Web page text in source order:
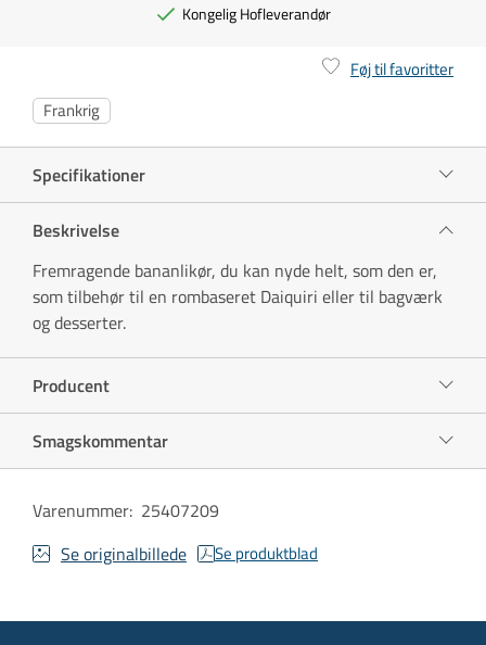
Kongelig Hofleverandør
Føj til favoritter
Frankrig
Specifikationer
Beskrivelse
Fremragende bananlikør, du kan nyde helt, som den er,
som tilbehør til en rombaseret Daiquiri eller til bagværk
og desserter.
Producent
Smagskommentar
Varenummer: 25407209
Se originalbillede
Se produktblad